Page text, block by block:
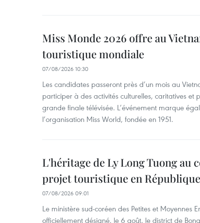
Miss Monde 2026 offre au
touristique mondiale
07/08/2026 10:30
Les candidates passeront près d’un mois au
participer à des activités culturelles, caritatives et
grande finale télévisée. L’événement marque
l’organisation Miss World, fondée en 1951.
L'héritage de Ly Long Tuong
projet touristique en
07/08/2026 09:01
Le ministère sud-coréen des Petites et Moyennes
officiellement désigné, le 6 août, le district de